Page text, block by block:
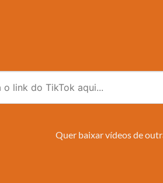
Quer baixar vídeos de